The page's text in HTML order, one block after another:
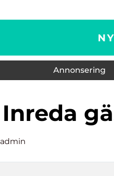
Annonsering
inreda
admin